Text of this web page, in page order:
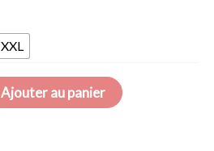
XXL
Ajouter au panier